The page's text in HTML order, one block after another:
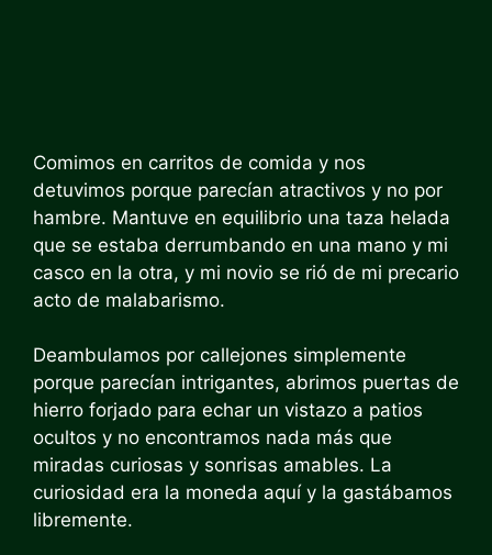
Comimos en carritos de comida y nos
detuvimos porque parecían atractivos y no por
hambre. Mantuve en equilibrio una taza helada
que se estaba derrumbando en una mano y mi
casco en la otra, y mi novio se rió de mi precario
acto de malabarismo.
Deambulamos por callejones simplemente
porque parecían intrigantes, abrimos puertas de
hierro forjado para echar un vistazo a patios
ocultos y no encontramos nada más que
miradas curiosas y sonrisas amables. La
curiosidad era la moneda aquí y la gastábamos
libremente.